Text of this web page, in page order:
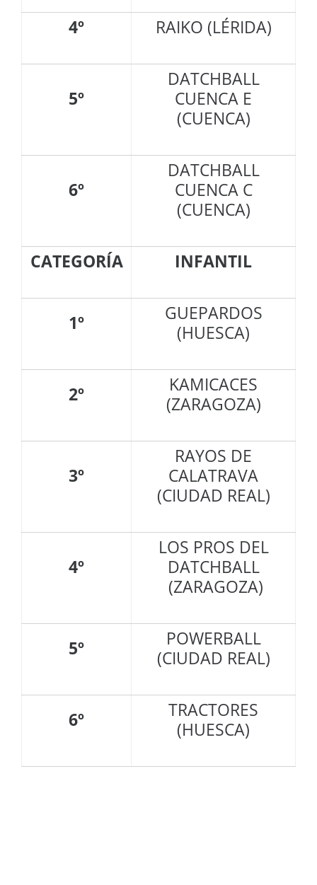
4º RAIKO (LÉRIDA)
5º
DATCHBALL
CUENCA E
(CUENCA)
6º
DATCHBALL
CUENCA C
(CUENCA)
CATEGORÍA INFANTIL
1º
GUEPARDOS
(HUESCA)
2º
KAMICACES
(ZARAGOZA)
3º
RAYOS DE
CALATRAVA
(CIUDAD REAL)
4º
LOS PROS DEL
DATCHBALL
(ZARAGOZA)
5º
POWERBALL
(CIUDAD REAL)
6º
TRACTORES
(HUESCA)